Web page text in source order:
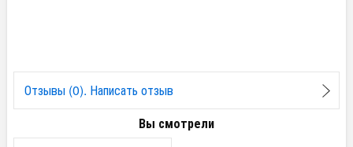
Отзывы (0). Написать отзыв
Вы смотрели